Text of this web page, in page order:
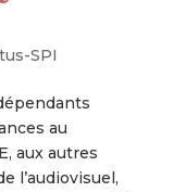
SPI
au
aux autres
l’audiovisuel,